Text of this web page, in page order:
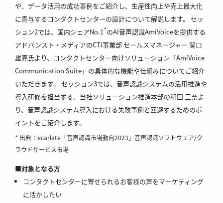
や、データ活用の成功事例をご紹介し、生産性向上や売上最大化
に寄与するコンタクトセンターの設計について解説します。 セッ
ション2では、国内シェアNo.1*のAI音声認識AmiVoiceを提供する
アドバンスト・メディアのCTI事業部 セールスマネージャー 関口
雄亮氏より、コンタクトセンター向けソリューション「AmiVoice
Communication Suite」の具体的な機能や仕組みについてご紹介
いただきます。 セッション3では、音声認識システムの活用推進や
導入研修を担当する、当社ソリューション推進本部の和田 三奈よ
り、音声認識システム導入における失敗事例と回避するためのポ
イントをご紹介します。
* 出典：ecarlate「音声認識市場動向2023」音声認識ソフトウェア/ク
ラウドサービス市場
■対象となる方
コンタクトセンターに寄せられるお客様の声をマーケティング
に活かしたい